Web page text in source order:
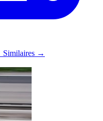
Similaires →